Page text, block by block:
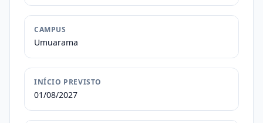
CAMPUS
Umuarama
INÍCIO PREVISTO
01/08/2027